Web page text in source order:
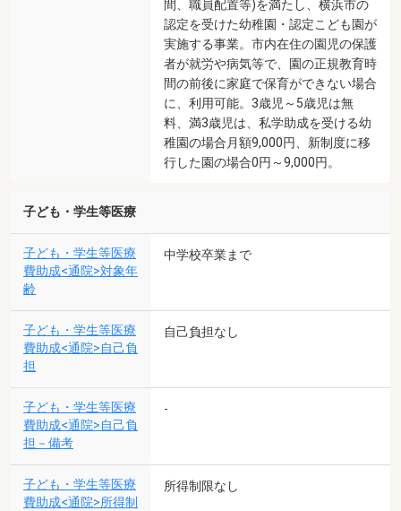
間、職員配置等)を満たし、横浜市の
認定を受けた幼稚園・認定こども園が
実施する事業。市内在住の園児の保護
者が就労や病気等で、園の正規教育時
間の前後に家庭で保育ができない場合
に、利用可能。3歳児～5歳児は無
料、満3歳児は、私学助成を受ける幼
稚園の場合月額9,000円、新制度に移
行した園の場合0円～9,000円。
子ども・学生等医療
子ども・学生等医療
費助成<通院>対象年
齢
中学校卒業まで
子ども・学生等医療
費助成<通院>自己負
担
自己負担なし
子ども・学生等医療
費助成<通院>自己負
担－備考
-
子ども・学生等医療
費助成<通院>所得制
所得制限なし